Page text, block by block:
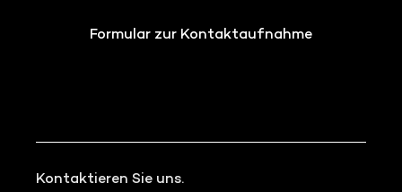
Formular zur Kontaktaufnahme
Kontaktieren Sie uns.